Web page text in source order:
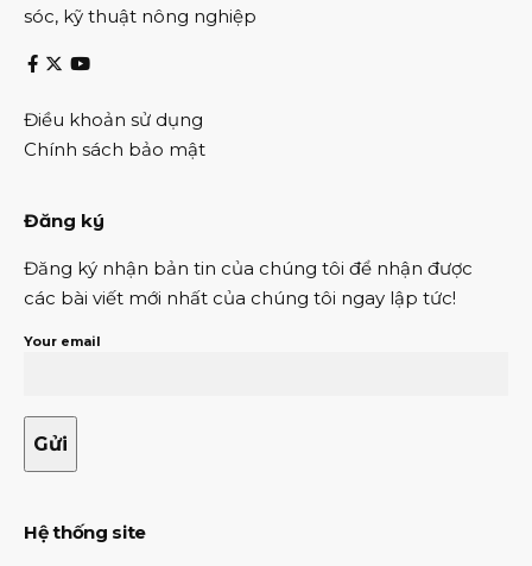
sóc, kỹ thuật nông nghiệp
Điều khoản sử dụng
Chính sách bảo mật
Đăng ký
Đăng ký nhận bản tin của chúng tôi để nhận được
các bài viết mới nhất của chúng tôi ngay lập tức!
Your email
Hệ thống site